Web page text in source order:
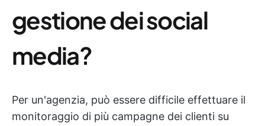
gestione dei social
media?
Per un'agenzia, può essere difficile effettuare il
monitoraggio di più campagne dei clienti su